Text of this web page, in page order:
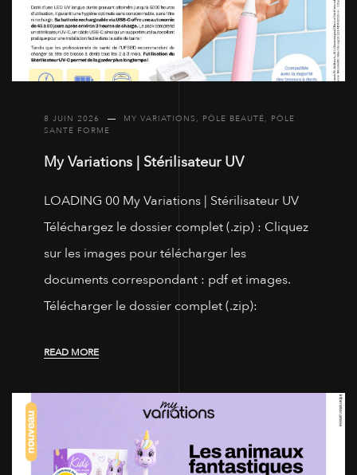
8 JUIN 2026 MY VARIATIONS, PÔLE BEAUTÉ, PÔLE
SANTÉ FORME
My Variations | Stérilisateur UV
LOADING 00 My Variations | Stérilisateur UV
Téléchargez le dossier complet (.zip) : Cliquez
sur les images pour télécharger les
documents correspondant : pdf et images.
Télécharger le dossier complet (.zip):
READ MORE